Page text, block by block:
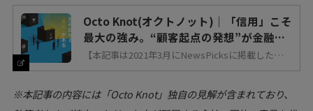
Octo Knot(オクトノット)｜「信用」こそ
最大の強み。“顧客起点の発想”が金融の
未来を変える
【本記事は2021年3月にNewsPicksに掲載したもの
です】キャッシュレス決済やブロックチェーンな
ど、新たなサービスや技術が次々と登場し、異業種
波が打ち寄せている。新たなサービスや事業を創出
し、変革をリードできるプレイヤーになるには、
※本記事の内容には「Octo Knot」独自の見解が含まれており、